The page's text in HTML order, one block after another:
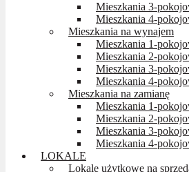
Mieszkania 3-
Mieszkania 4-
Mieszkania na wynajem
Mieszkania 1-
Mieszkania 2-
Mieszkania 3-
Mieszkania 4-
Mieszkania na zamianę
Mieszkania 1-
Mieszkania 2-
Mieszkania 3-
Mieszkania 4-
LOKALE
Lokale użytkowe na